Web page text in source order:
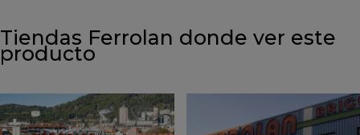
Tiendas Ferrolan donde ver este
producto